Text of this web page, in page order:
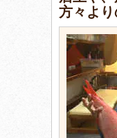
方々よ